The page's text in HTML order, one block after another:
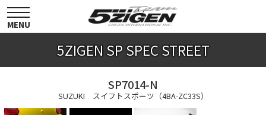
toggle
navigation
MENU
5ZIGEN SP SPEC STREET
SP7014-N
SUZUKI スイフトスポーツ（4BA-ZC33S）